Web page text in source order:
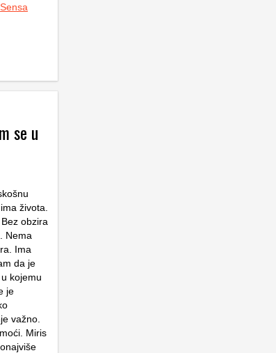
Sensa
se u
života.
obzira
Nema
Ima
da je
kojemu
je
važno.
Miris